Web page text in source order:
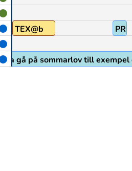
TEX@b PRO1
gå på sommarlov till